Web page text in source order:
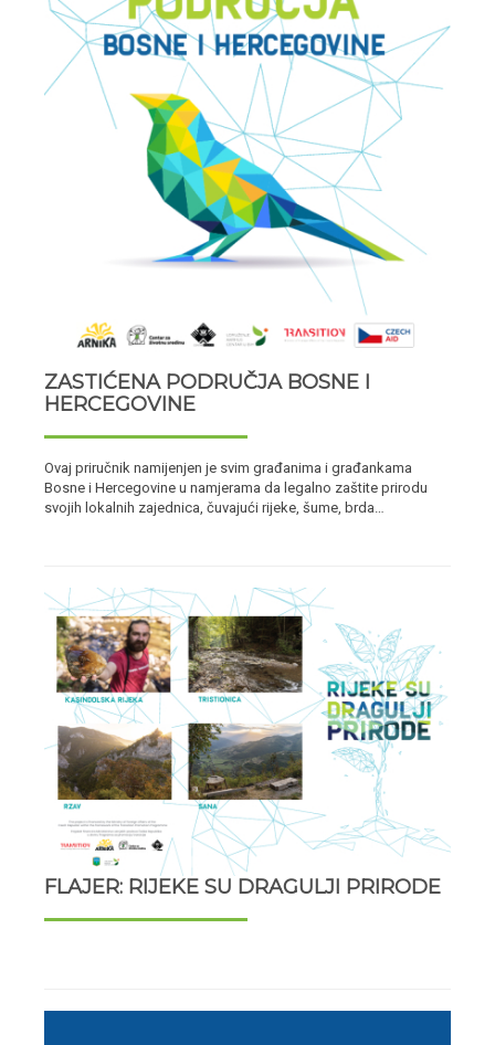
ZASTIĆENA PODRUČJA BOSNE I
HERCEGOVINE
Ovaj priručnik namijenjen je svim građanima i građankama
Bosne i Hercegovine u namjerama da legalno zaštite prirodu
svojih lokalnih zajednica, čuvajući rijeke, šume, brda…
FLAJER: RIJEKE SU DRAGULJI PRIRODE